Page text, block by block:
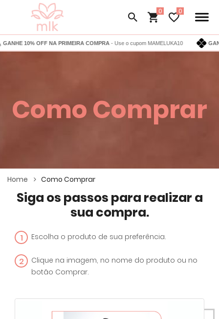
0
10% OFF NA PRIMEIRA COMPRA- Use o cupom MAMELUKA10 GANHE
Como Comprar
Home Como Comprar
Siga os passos para realizar a
sua compra.
1 Escolha o produto de sua preferência.
2
Clique na imagem, no nome do produto ou no
botão Comprar.